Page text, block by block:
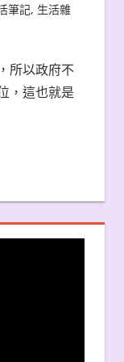
筆記, 生活雜
所以政府不
，這也就是